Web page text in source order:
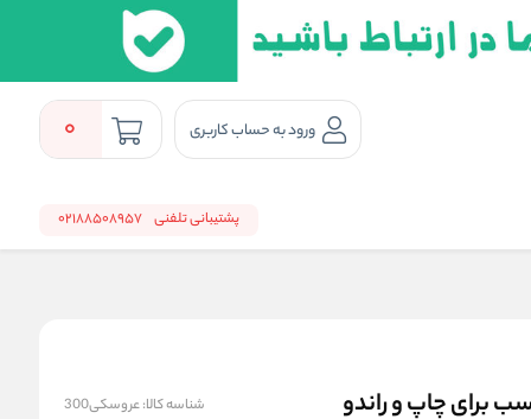
ورود به حساب کاربری 0
پشتیبانی تلفنی 02188508957
شناسه کالا:عروسکی300